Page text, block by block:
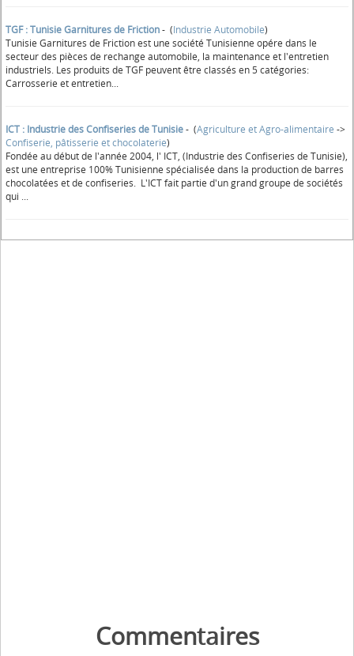
TGF : Tunisie Garnitures de Friction- (Industrie Automobile)
Tunisie Garnitures de Friction est une société Tunisienne opére dans le
secteur des pièces de rechange automobile, la maintenance et l'entretien
industriels. Les produits de TGF peuvent être classés en 5 catégories:
Carrosserie et entretien...
ICT : Industrie des Confiseries de Tunisie- (Agriculture et Agro-alimentaire ->
Confiserie, pâtisserie et chocolaterie)
Fondée au début de l'année 2004, l' ICT, (Industrie des Confiseries de Tunisie),
est une entreprise 100% Tunisienne spécialisée dans la production de barres
chocolatées et de confiseries. L'ICT fait partie d'un grand groupe de sociétés
qui ...
Commentaires